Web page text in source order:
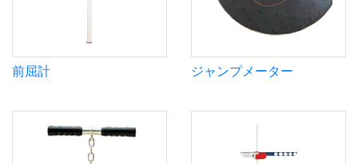
前屈計 ジャンプメーター